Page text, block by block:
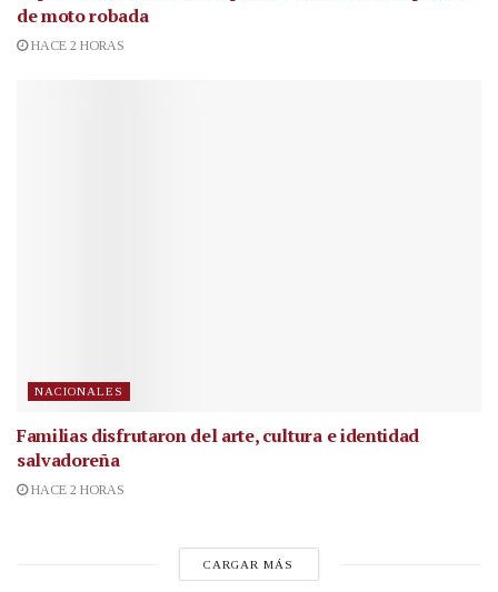
de moto robada
HACE 2 HORAS
NACIONALES
Familias disfrutaron del arte, cultura e identidad
salvadoreña
HACE 2 HORAS
CARGAR MÁS